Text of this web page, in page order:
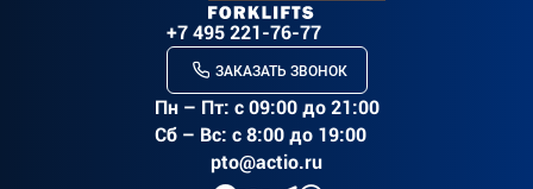
+7 495 221-76-77
ЗАКАЗАТЬ ЗВОНОК
Пн – Пт: c 09:00 до 21:00
Сб – Вс: с 8:00 до 19:00
pto@actio.ru